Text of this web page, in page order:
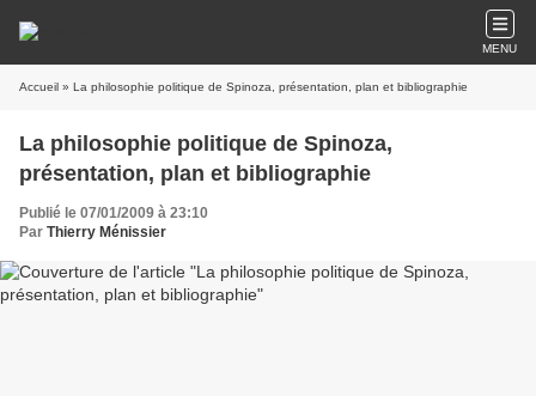
MENU
Accueil » La philosophie politique de Spinoza, présentation, plan et bibliographie
La philosophie politique de Spinoza,
présentation, plan et bibliographie
Publié le 07/01/2009 à 23:10
Par Thierry Ménissier